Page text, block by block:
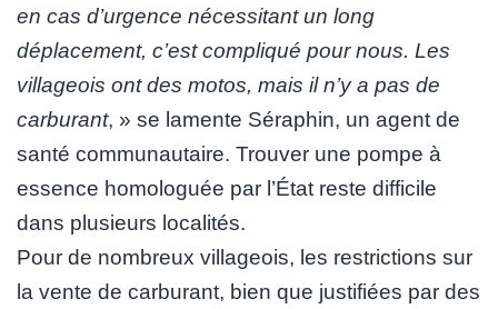
en cas d’urgence nécessitant un long
déplacement, c’est compliqué pour nous. Les
villageois ont des motos, mais il n’y a pas de
carburant, » se lamente Séraphin, un agent de
santé communautaire. Trouver une pompe à
essence homologuée par l’État reste difficile
dans plusieurs localités.
Pour de nombreux villageois, les restrictions sur
la vente de carburant, bien que justifiées par des